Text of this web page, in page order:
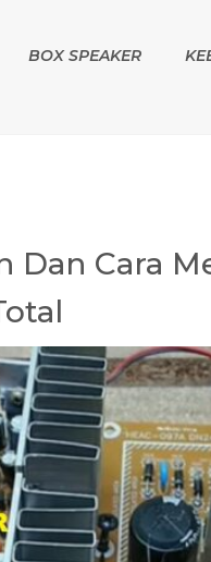
BOX SPEAKER
Dan Cara